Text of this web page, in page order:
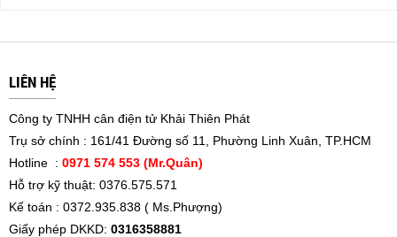
LIÊN HỆ
Công ty TNHH cân điện tử Khải Thiên Phát
Trụ sở chính : 161/41 Đường số 11, Phường Linh Xuân, TP.HCM
Hotline : 0971 574 553 (Mr.Quân)
Hỗ trợ kỹ thuật: 0376.575.571
Kế toán : 0372.935.838 ( Ms.Phượng)
Giấy phép DKKD: 0316358881